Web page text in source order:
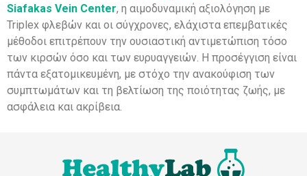
Siafakas Vein Center, η αιμοδυναμική αξιολόγηση με
Triplex φλεβών και οι σύγχρονες, ελάχιστα επεμβατικές
μέθοδοι επιτρέπουν την ουσιαστική αντιμετώπιση τόσο
των κιρσών όσο και των ευρυαγγειών. Η προσέγγιση είναι
πάντα εξατομικευμένη, με στόχο την ανακούφιση των
συμπτωμάτων και τη βελτίωση της ποιότητας ζωής, με
ασφάλεια και ακρίβεια.